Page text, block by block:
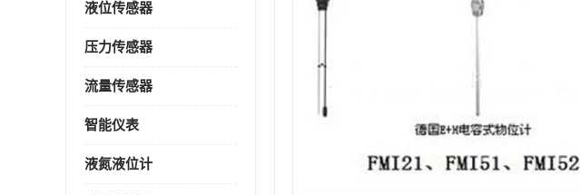
液位传感器
压力传感器
流量传感器
智能仪表
液氮液位计